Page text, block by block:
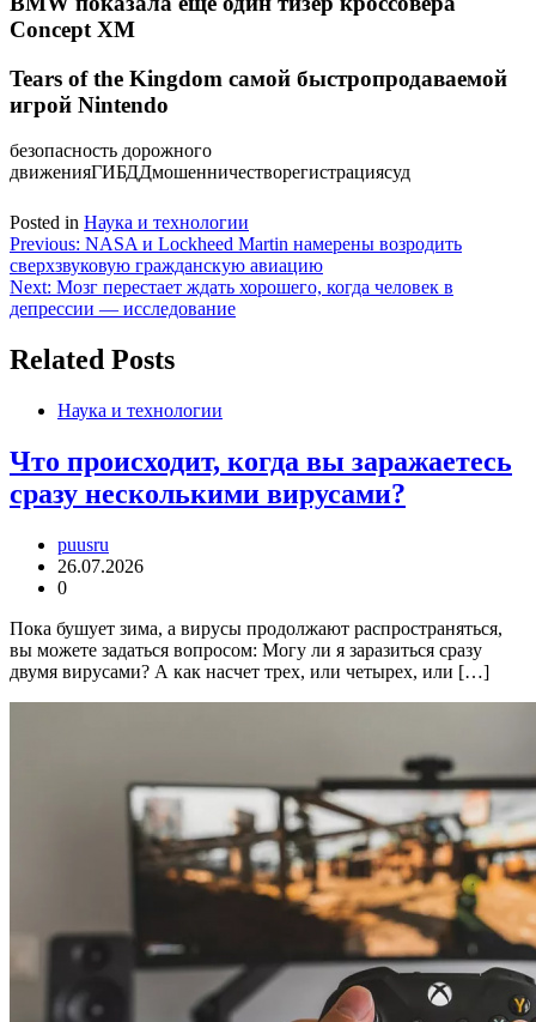
Concept XM
Tears of the Kingdom самой быстропродаваемой
игрой Nintendo
безопасность дорожного
движенияГИБДДмошенничестворегистрациясуд
Posted in Наука и технологии
Навигация
по
записям
Previous: NASA и Lockheed Martin намерены возродить
сверхзвуковую гражданскую авиацию
Next: Мозг перестает ждать хорошего, когда человек в
депрессии — исследование
Related Posts
Наука и технологии
Что происходит, когда вы заражаетесь
сразу несколькими вирусами?
puusru
26.07.2026
0
Пока бушует зима, а вирусы продолжают распространяться,
вы можете задаться вопросом: Могу ли я заразиться сразу
двумя вирусами? А как насчет трех, или четырех, или […]